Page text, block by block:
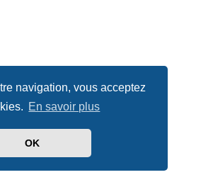
navigation, vous acceptez
En savoir plus
OK